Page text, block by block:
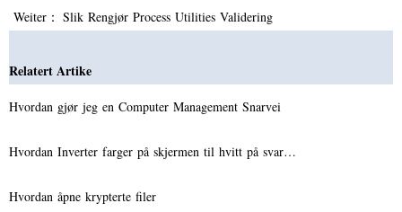
Weiter： Slik Rengjør Process Utilities Validering
Relatert Artike
Hvordan gjør jeg en Computer Management Snarvei
Hvordan Inverter farger på skjermen til hvitt på svar…
Hvordan åpne krypterte filer